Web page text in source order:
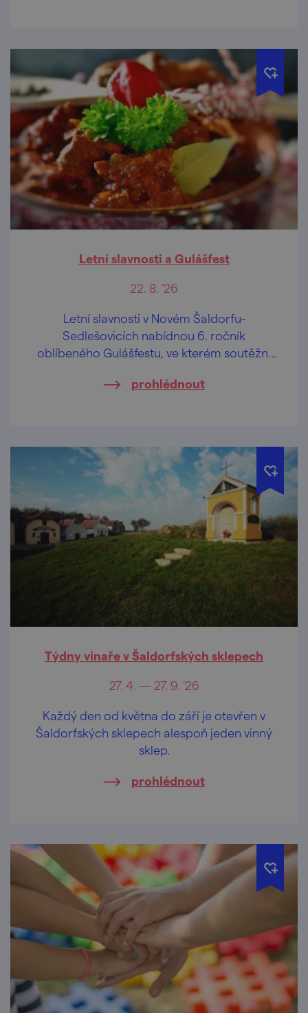
Letní slavnosti a Gulášfest
22. 8. '26
Letní slavnosti v Novém Šaldorfu-
Sedlešovicích nabídnou 6. ročník
oblíbeného Gulášfestu, ve kterém soutěžní
prohlédnout
Týdny vinaře v Šaldorfských sklepech
27. 4. — 27. 9. '26
Každý den od května do září je otevřen v
Šaldorfských sklepech alespoň jeden vinný
sklep.
prohlédnout